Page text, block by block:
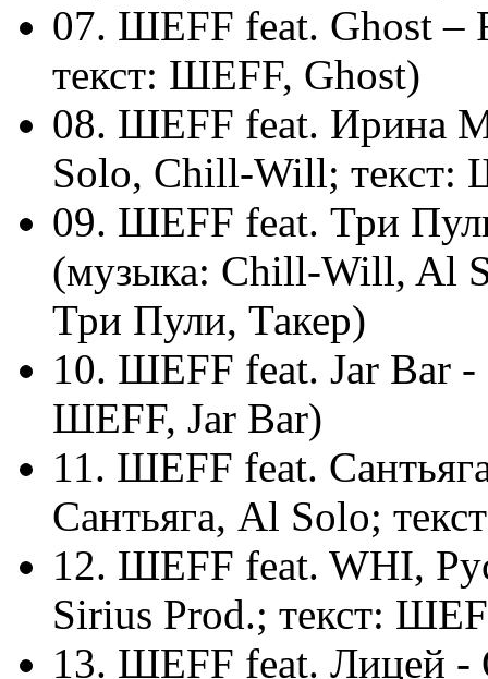
07. ШЕFF feat. Ghost –
текст: ШЕFF, Ghost)
08. ШЕFF feat. Ирина
Solo, Chill-Will; текст:
09. ШЕFF feat. Три
(музыка: Chill-Will, Al
Три Пули, Такер)
10. ШЕFF feat. Jar Bar -
ШЕFF, Jar Bar)
11. ШЕFF feat.
Сантьяга, Al Solo;
12. ШЕFF feat. WHI,
Sirius Prod.; текст:
13. ШЕFF feat. Лицей -